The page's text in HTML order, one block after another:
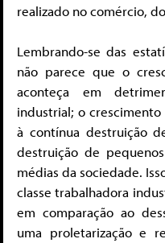
realizado no comércio,
Lembrando-se das
não parece que o
aconteça em
industrial; o
à contínua destruição
destruição de
médias da sociedade.
classe trabalhadora
em comparação ao
uma proletarização e